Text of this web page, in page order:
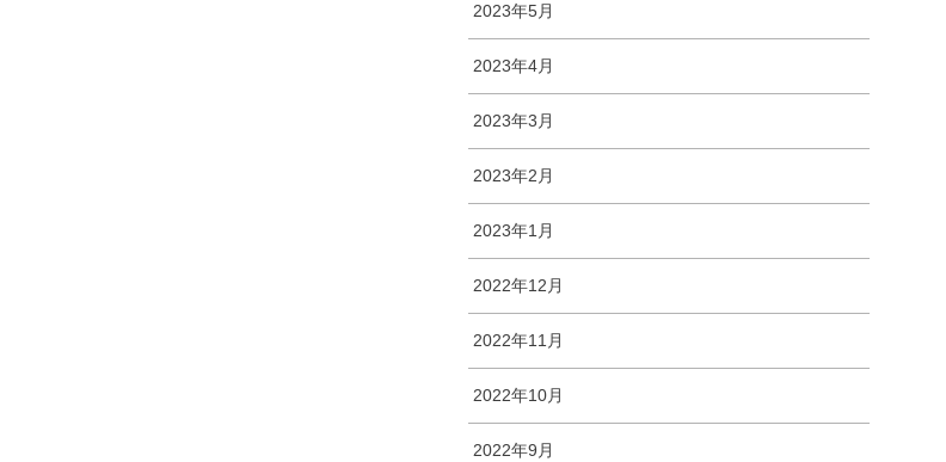
2023年5月
2023年4月
2023年3月
2023年2月
2023年1月
2022年12月
2022年11月
2022年10月
2022年9月